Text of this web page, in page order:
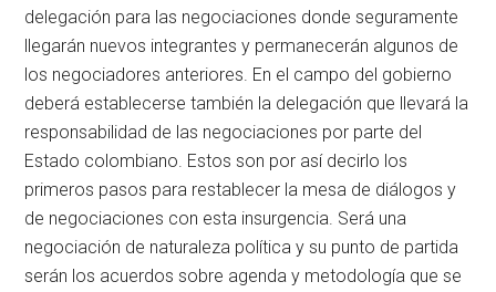
delegación para las negociaciones donde seguramente
llegarán nuevos integrantes y permanecerán algunos de
los negociadores anteriores. En el campo del gobierno
deberá establecerse también la delegación que llevará la
responsabilidad de las negociaciones por parte del
Estado colombiano. Estos son por así decirlo los
primeros pasos para restablecer la mesa de diálogos y
de negociaciones con esta insurgencia. Será una
negociación de naturaleza política y su punto de partida
serán los acuerdos sobre agenda y metodología que se